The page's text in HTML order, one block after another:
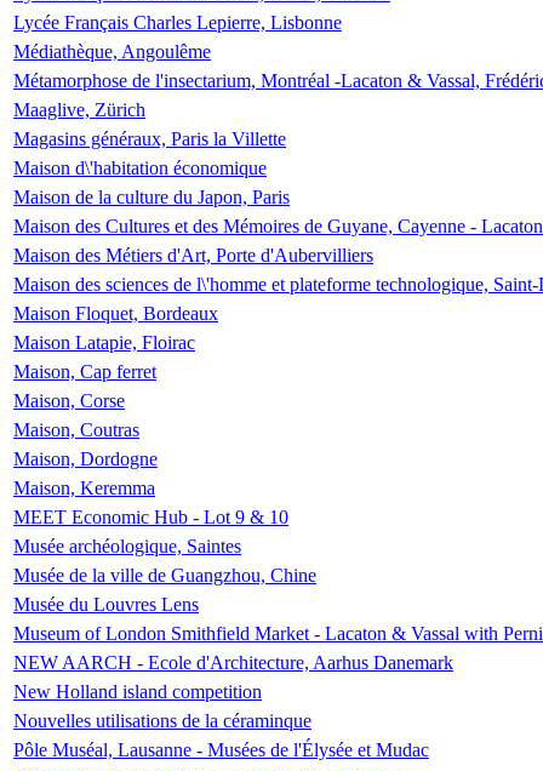
Lycée Français Charles Lepierre, Lisbonne
Médiathèque, Angoulême
Métamorphose de l'insectarium, Montréal -Lacaton & Vassal,
Maaglive, Zürich
Magasins généraux, Paris la Villette
Maison d\'habitation économique
Maison de la culture du Japon, Paris
Maison des Cultures et des Mémoires de Guyane, Cayenne -
Maison des Métiers d'Art, Porte d'Aubervilliers
Maison des sciences de l\'homme et plateforme technologique,
Maison Floquet, Bordeaux
Maison Latapie, Floirac
Maison, Cap ferret
Maison, Corse
Maison, Coutras
Maison, Dordogne
Maison, Keremma
MEET Economic Hub - Lot 9 & 10
Musée archéologique, Saintes
Musée de la ville de Guangzhou, Chine
Musée du Louvres Lens
Museum of London Smithfield Market - Lacaton & Vassal with
NEW AARCH - Ecole d'Architecture, Aarhus Danemark
New Holland island competition
Nouvelles utilisations de la céraminque
Pôle Muséal, Lausanne - Musées de l'Élysée et Mudac